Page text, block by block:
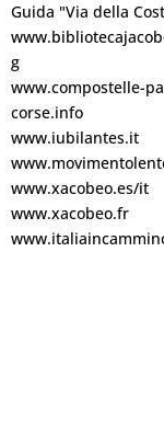
Guida "Via della
g
www.compostelle-
corse.info
www.iubilantes.it
www.xacobeo.es/it
www.xacobeo.fr